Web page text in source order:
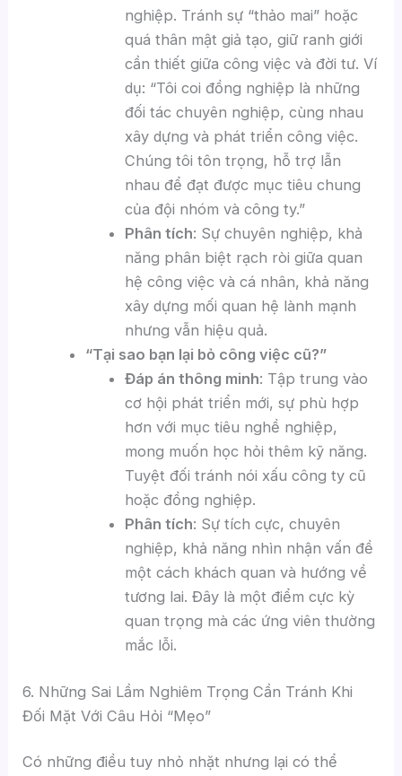
nghiệp. Tránh sự “thảo mai” hoặc
quá thân mật giả tạo, giữ ranh giới
cần thiết giữa công việc và đời tư. Ví
dụ: “Tôi coi đồng nghiệp là những
đối tác chuyên nghiệp, cùng nhau
xây dựng và phát triển công việc.
Chúng tôi tôn trọng, hỗ trợ lẫn
nhau để đạt được mục tiêu chung
của đội nhóm và công ty.”
Phân tích: Sự chuyên nghiệp, khả
năng phân biệt rạch ròi giữa quan
hệ công việc và cá nhân, khả năng
xây dựng mối quan hệ lành mạnh
nhưng vẫn hiệu quả.
“Tại sao bạn lại bỏ công việc cũ?”
Đáp án thông minh: Tập trung vào
cơ hội phát triển mới, sự phù hợp
hơn với mục tiêu nghề nghiệp,
mong muốn học hỏi thêm kỹ năng.
Tuyệt đối tránh nói xấu công ty cũ
hoặc đồng nghiệp.
Phân tích: Sự tích cực, chuyên
nghiệp, khả năng nhìn nhận vấn đề
một cách khách quan và hướng về
tương lai. Đây là một điểm cực kỳ
quan trọng mà các ứng viên thường
mắc lỗi.
6. Những Sai Lầm Nghiêm Trọng Cần Tránh Khi
Đối Mặt Với Câu Hỏi “Mẹo”
Có những điều tuy nhỏ nhặt nhưng lại có thể